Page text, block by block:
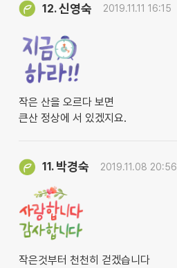
12.신영숙 2019.11.11 16:15
작은 산을 오르다 보면
큰산 정상에 서 있겠지요.
11. 박경숙 2019.11.08 20:56
작은것부터 천천히 걷겠습니다